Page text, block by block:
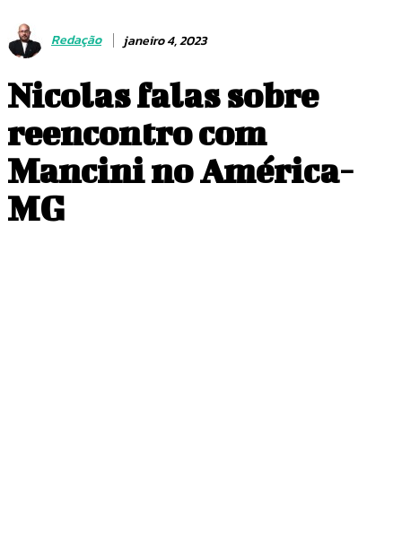
Redação janeiro 4, 2023
Nicolas falas sobre
reencontro com
Mancini no América-
MG